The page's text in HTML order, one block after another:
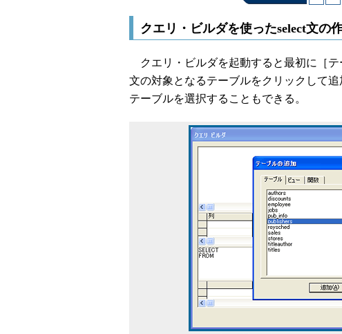
クエリ・ビルダを使ったselect文の
クエリ・ビルダを起動すると最初に［テ
文の対象となるテーブルをクリックして
テーブルを選択することもできる。